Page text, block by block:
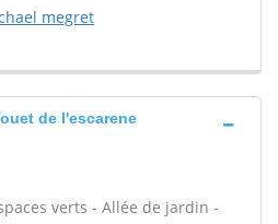
megret
de l'escarene
verts - Allée de jardin -